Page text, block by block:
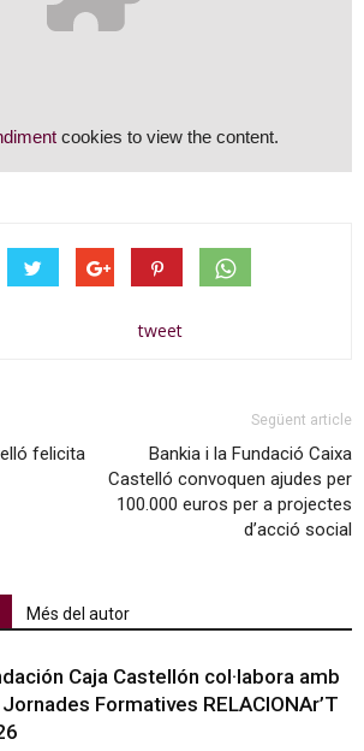
cookies to view the content.
tweet
felicita
Següent article
Bankia i la Fundació Caixa
Castelló convoquen ajudes per
100.000 euros per a projectes
d’acció social
Més del autor
Caja Castellón col·labora amb
Formatives RELACIONAr’T